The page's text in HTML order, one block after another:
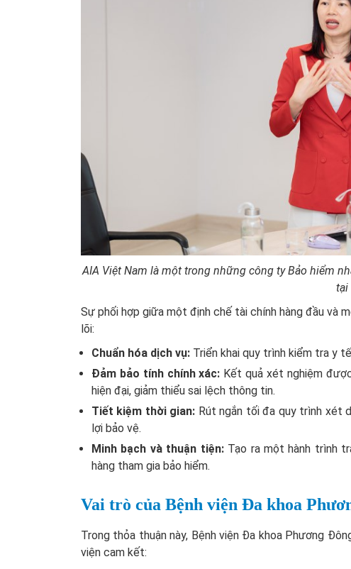
AIA Việt Nam là một trong những công ty Bảo hiểm
tại
Sự phối hợp giữa một định chế tài chính hàng đầu
lõi:
Chuẩn hóa dịch vụ: Triển khai quy trình kiểm tra y
Đảm bảo tính chính xác: Kết quả xét nghiệm
hiện đại, giảm thiểu sai lệch thông tin.
Tiết kiệm thời gian: Rút ngắn tối đa quy trình xét
lợi bảo vệ.
Minh bạch và thuận tiện:Tạo ra một hành trình
hàng tham gia bảo hiểm.
Vai trò của Bệnh viện Đa khoa
Trong thỏa thuận này, Bệnh viện Đa khoa Phương
viện cam kết: